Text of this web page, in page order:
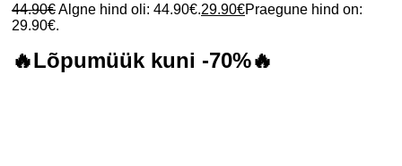
44.90€Algne hind oli: 44.90€.29.90€Praegune hind on:
29.90€.
🔥Lõpumüük kuni -70%🔥